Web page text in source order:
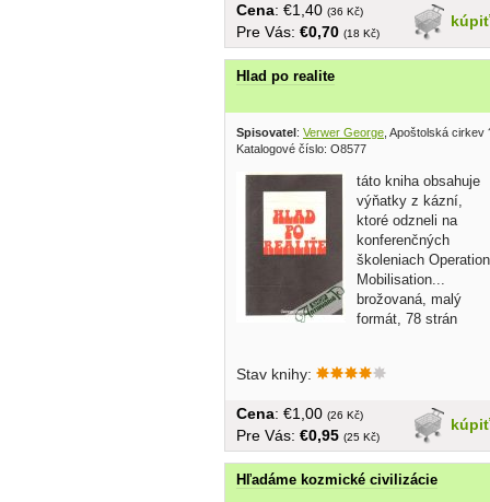
kúpiť
Cena: €1,40 (36 Kč)
Pre Vás: €0,70 (18 Kč)
Hlad po realite
Spisovatel: Verwer George , Apoštolská cirkev
Katalogové číslo: O8577
táto kniha obsahuje
výňatky z kázní,
ktoré odzneli na
konferenčných
školeniach Operation
Mobilisation...
brožovaná, malý
formát, 78 strán
Stav knihy:
kúpiť
Cena: €1,00 (26 Kč)
Pre Vás: €0,95 (25 Kč)
Hľadáme kozmické civilizácie